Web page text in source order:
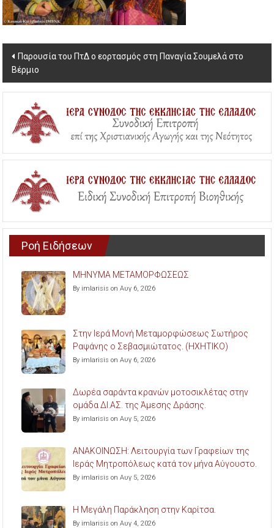
Post
navigation
Παρουσία του ΠτΔ ο εορτασμός στη Παναγία Σουμελά στο
Βέρμιο
Ροή Ειδήσεων
ΜΗΝΥΜΑ ΜΕΤΑΜΟΡΦΩΣΕΩΣ
By imlarisis on Αυγ 6, 2026
Στην Ιερά Μονή Μεταμορφώσεως Σωτήρος
Ραψάνης ο Σεβασμιώτατος. (ΗΧΗΤΙΚΟ)
By imlarisis on Αυγ 6, 2026
Δωρέα σαράντα κρανών μοτοσικλέτας στην
ομάδα ΔΙ.ΑΣ. της Άμεσης Δράσης.
By imlarisis on Αυγ 5, 2026
ΑΝΑΚΟΙΝΩΣΗ: Λειτουργία των Γραφείων της
Ιεράς Μητροπόλεως κατά τον μήνα Αύγουστο.
By imlarisis on Αυγ 5, 2026
Η Μεγάλη Παράκληση στην Καρίτσα.
By imlarisis on Αυγ 4, 2026